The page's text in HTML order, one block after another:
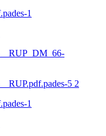
1
5 2
1